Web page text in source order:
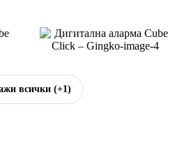
всички (+1)